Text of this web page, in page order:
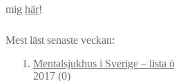
mig här!
Mest läst senaste veckan:
Mentalsjukhus i Sverige – lista
2017 (0)